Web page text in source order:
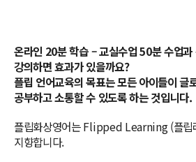
온라인 20분 학습 – 교실수업 50분 수업
강의하면 효과가 있을까요?
플립 언어교육의 목표는 모든 아이들이 글
공부하고 소통할 수 있도록 하는 것입니다.
플립화상영어는 Flipped Learning (플립
지향합니다.